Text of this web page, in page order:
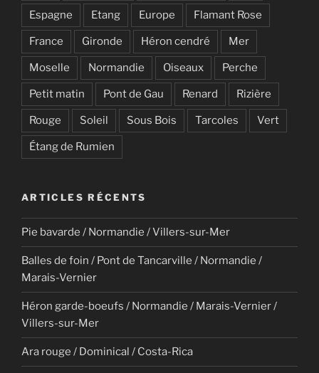
Espagne Etang Europe Flamant Rose
France Gironde Héron cendré Mer
Moselle Normandie Oiseaux Perche
Petit matin Pont de Gau Renard Rizière
Rouge Soleil Sous Bois Tarcoles Vert
Étang de Rumien
ARTICLES RÉCENTS
Pie bavarde / Normandie / Villers-sur-Mer
Balles de foin / Pont de Tancarville / Normandie /
Marais-Vernier
Héron garde-boeufs / Normandie / Marais-Vernier /
Villers-sur-Mer
Ara rouge / Dominical / Costa-Rica